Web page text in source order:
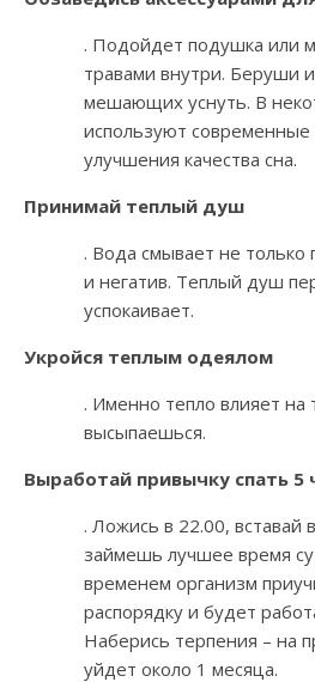
. Подойдет подушка или
травами внутри. Беруши
мешающих уснуть. В
используют
улучшения качества сна.
Принимай теплый душ
. Вода смывает не только
и негатив. Теплый душ
успокаивает.
Укройся теплым одеялом
. Именно тепло влияет на
высыпаешься.
Выработай привычку спать 5
. Ложись в 22.00, вставай
займешь лучшее время
временем организм
распорядку и будет
Наберись терпения – на
уйдет около 1 месяца.